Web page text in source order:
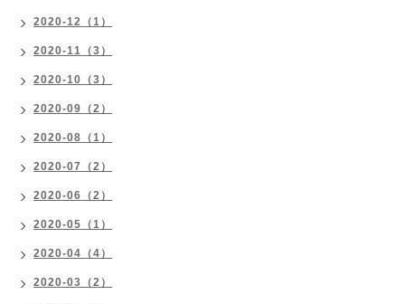
2020-12（1）
2020-11（3）
2020-10（3）
2020-09（2）
2020-08（1）
2020-07（2）
2020-06（2）
2020-05（1）
2020-04（4）
2020-03（2）